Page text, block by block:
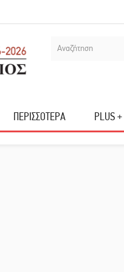
ΠΕΡΙΣΣΟΤΕΡΑ PLUS +